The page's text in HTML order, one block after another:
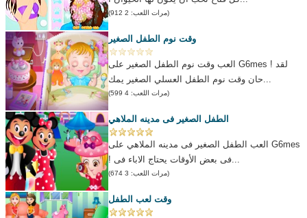
(مرات اللعب: 2 912)
وقت نوم الطفل الصغير
العب وقت نوم الطفل الصغير على G6mes ! لقد
(مرات اللعب: 4 599)
الطفل الصغير فى مدينه الملاهي
العب الطفل الصغير فى مدينه الملاهي على G6mes
(مرات اللعب: 3 674)
وقت لعب الطفل